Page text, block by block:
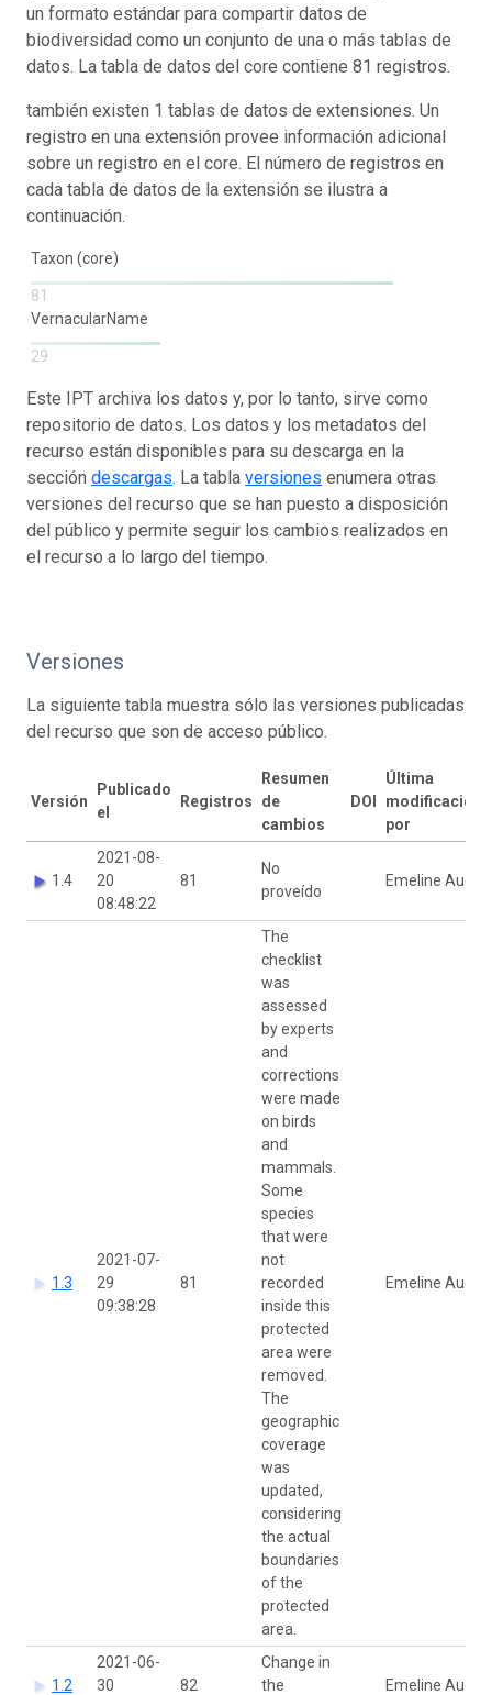
un formato estándar para compartir datos de
biodiversidad como un conjunto de una o más tablas de
datos. La tabla de datos del core contiene 81 registros.
también existen 1 tablas de datos de extensiones. Un
registro en una extensión provee información adicional
sobre un registro en el core. El número de registros en
cada tabla de datos de la extensión se ilustra a
continuación.
Taxon (core)
81
VernacularName
29
Este IPT archiva los datos y, por lo tanto, sirve como
repositorio de datos. Los datos y los metadatos del
recurso están disponibles para su descarga en la
sección descargas. La tabla versiones enumera otras
versiones del recurso que se han puesto a disposición
del público y permite seguir los cambios realizados en
el recurso a lo largo del tiempo.
Versiones
La siguiente tabla muestra sólo las versiones publicadas
del recurso que son de acceso público.
Versión
Publicado
el
Registros
Resumen
de
cambios
DOI
Última
modificación
por
1.4
2021-08-
20
08:48:22
81
No
proveído
Emeline Auda
1.3
2021-07-
29
09:38:28
81
The
checklist
was
assessed
by experts
and
corrections
were made
on birds
and
mammals.
Some
species
that were
not
recorded
inside this
protected
area were
removed.
The
geographic
coverage
was
updated,
considering
the actual
boundaries
of the
protected
area.
Emeline Auda
1.2
2021-06-
30
82
Change in
the
Emeline Auda